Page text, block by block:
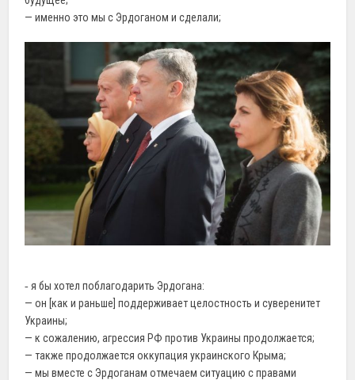
— именно это мы с Эрдоганом и сделали;
‐ я бы хотел поблагодарить Эрдогана:
— он [как и раньше] поддерживает целостность и суверенитет
Украины;
— к сожалению, агрессия РФ против Украины продолжается;
— также продолжается оккупация украинского Крыма;
— мы вместе с Эрдоганам отмечаем ситуацию с правами